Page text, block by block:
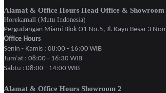
Alamat & Office Hours Head Office & Showroom
Horekamall (Mutu Indonesia)
Pergudangan Miami Blok O1 No.5, Jl. Kayu Besar 3
Office Hours
Senin - Kamis : 08:00 - 16:00 WIB
Jum'at : 08:00 - 16:30 WIB
Sabtu : 08:00 - 14:00 WIB
Alamat & Office Hours Showroom 2